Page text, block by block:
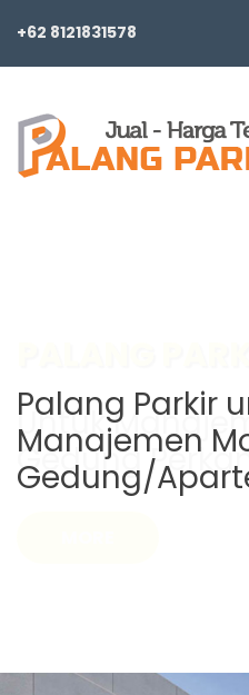
+62 8121831578
Palang Parkir
Manajemen
Gedung/